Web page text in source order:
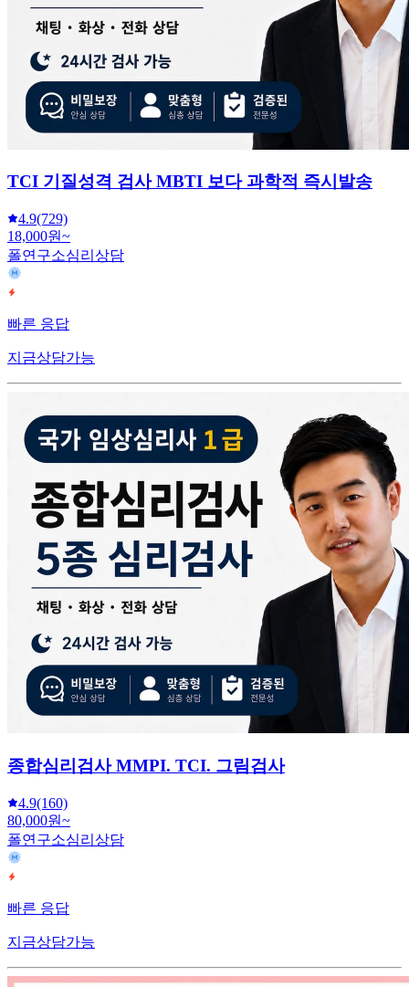
TCI 기질성격 검사 MBTI 보다 과학적 즉시발송
4.9(729)
18,000원~
폴연구소심리상담
빠른 응답
지금상담가능
종합심리검사 MMPI. TCI. 그림검사
4.9(160)
80,000원~
폴연구소심리상담
빠른 응답
지금상담가능